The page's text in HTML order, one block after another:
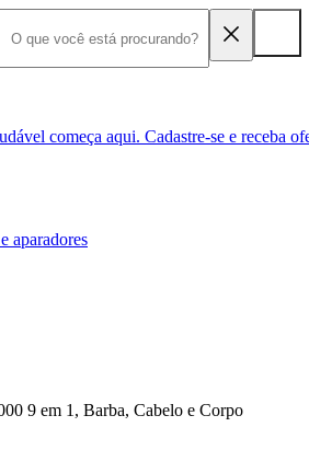
começa aqui. Cadastre-se e receba
aparadores
9 em 1, Barba, Cabelo e Corpo